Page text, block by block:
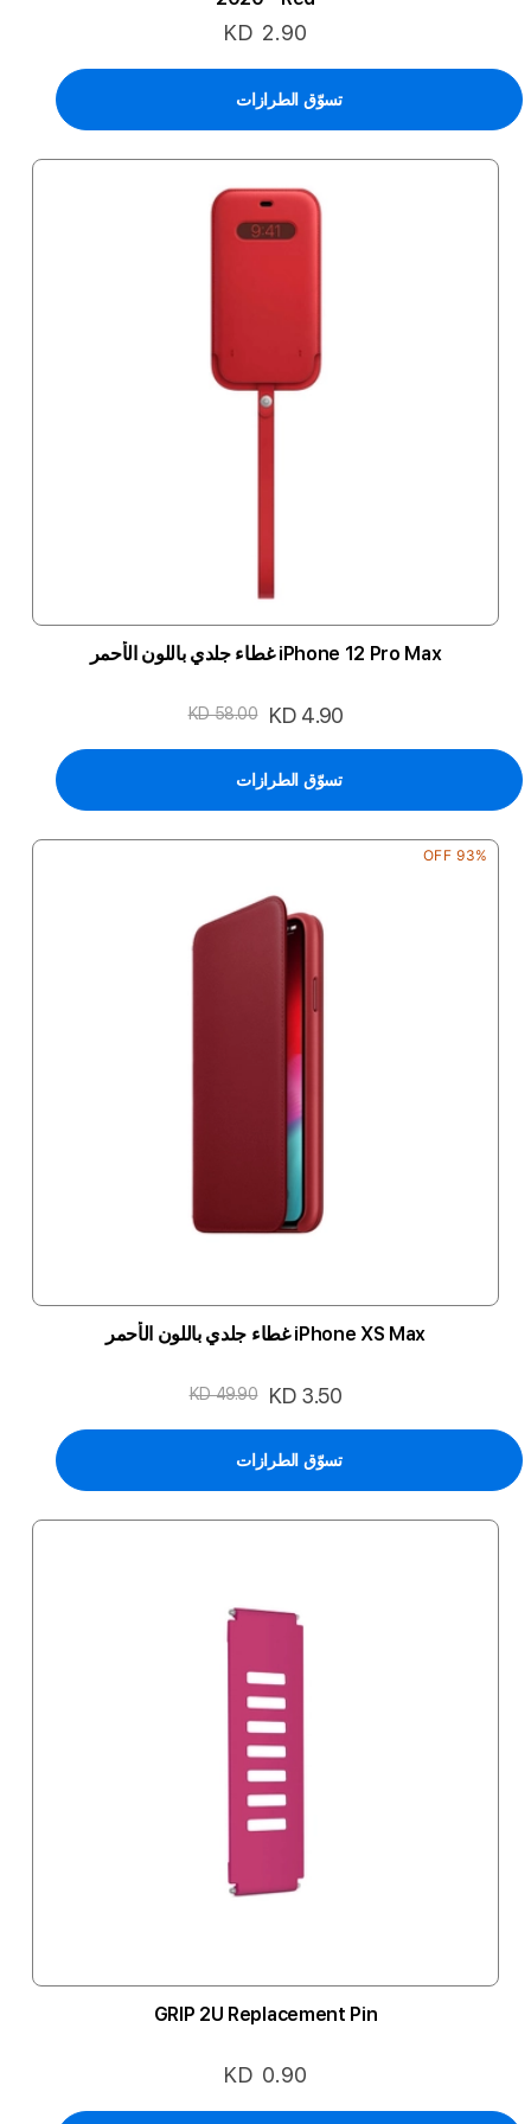
KD 2.90
تسوّق الطرازات
iPhone 12 Pro Max غطاء جلدي باللون الأحمر
السعر
KD 4.90
KD 58.00
تسوّق الطرازات
93% OFF
iPhone XS Max غطاء جلدي باللون الأحمر
السعر
KD 3.50
KD 49.90
تسوّق الطرازات
GRIP 2U Replacement Pin
KD 0.90